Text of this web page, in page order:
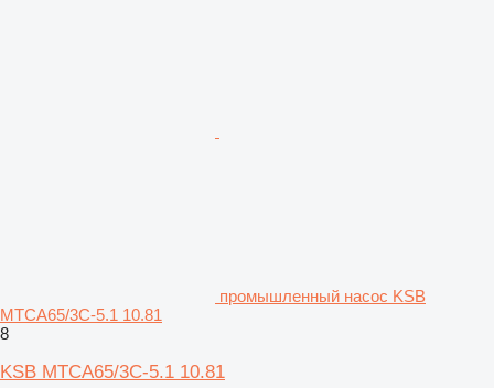
промышленный насос KSB
MTCA65/3C-5.1 10.81
8
KSB MTCA65/3C-5.1 10.81